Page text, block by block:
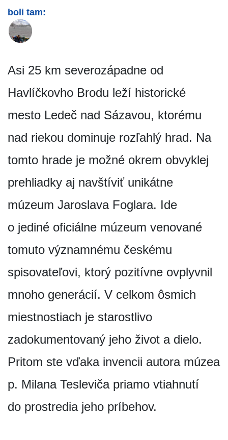
boli tam:
Asi 25 km severozápadne od
Havlíčkovho Brodu leží historické
mesto Ledeč nad Sázavou, ktorému
nad riekou dominuje rozľahlý hrad. Na
tomto hrade je možné okrem obvyklej
prehliadky aj navštíviť unikátne
múzeum Jaroslava Foglara. Ide
o jediné oficiálne múzeum venované
tomuto významnému českému
spisovateľovi, ktorý pozitívne ovplyvnil
mnoho generácií. V celkom ôsmich
miestnostiach je starostlivo
zadokumentovaný jeho život a dielo.
Pritom ste vďaka invencii autora múzea
p. Milana Tesleviča priamo vtiahnutí
do prostredia jeho príbehov.